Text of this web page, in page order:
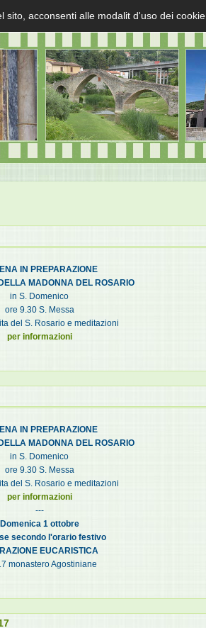
IN PREPARAZIONE
MADONNA DEL ROSARIO
in S. Domenico
ore 9.30 S. Messa
del S. Rosario e meditazioni
per informazioni
IN PREPARAZIONE
MADONNA DEL ROSARIO
in S. Domenico
ore 9.30 S. Messa
del S. Rosario e meditazioni
per informazioni
---
Domenica 1 ottobre
secondo l'orario festivo
EUCARISTICA
monastero Agostiniane
acconsenti alle modalit d'uso dei cookie.